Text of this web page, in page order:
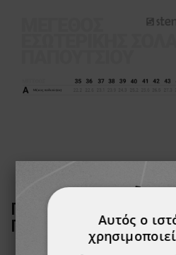
ΠΕΛΆΤΕΣ ΠΟΥ
ΠΡΟΪΌΝ, ΑΓΌΡΑΣΑΝ
Αυτός ο